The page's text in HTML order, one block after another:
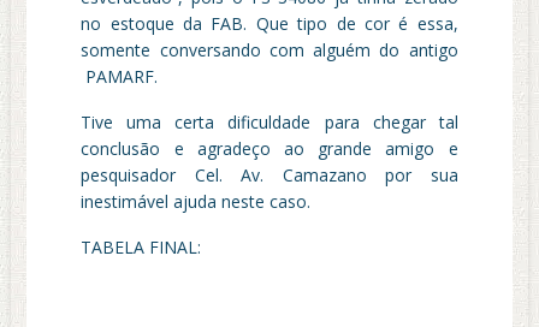
no estoque da FAB. Que tipo de cor é essa,
somente conversando com alguém do antigo
PAMARF.
Tive uma certa dificuldade para chegar tal
conclusão e agradeço ao grande amigo e
pesquisador Cel. Av. Camazano por sua
inestimável ajuda neste caso.
TABELA FINAL: